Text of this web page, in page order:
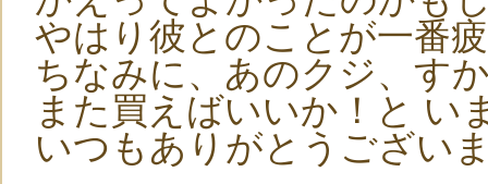
やはり彼とのことが一番
ちなみに、あのクジ、す
また買えばいいか！と い
いつもありがとうござい